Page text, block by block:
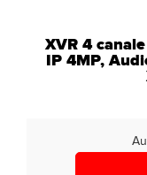
XVR 4
IP 4MP,